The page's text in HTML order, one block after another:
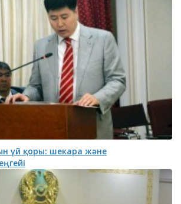
үй қоры: шекара және